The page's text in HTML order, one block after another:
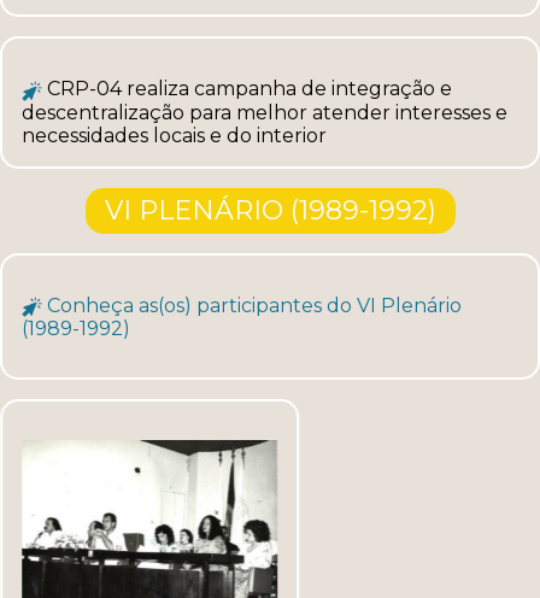
CRP-04 realiza campanha de integração e
descentralização para melhor atender interesses e
necessidades locais e do interior
VI PLENÁRIO (1989-1992)
Conheça as(os) participantes do VI Plenário
(1989-1992)